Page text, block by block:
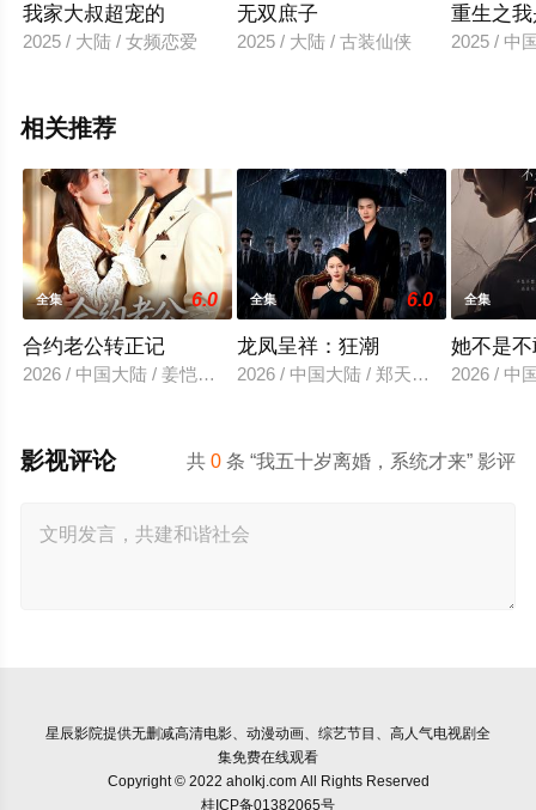
我家大叔超宠的
2025 / 大陆 / 女频恋爱
无双庶子
2025 / 大陆 / 古装仙侠
重生之
2025 / 中
相关推荐
全集 6.0
合约老公转正记
2026 / 中国大陆 / 姜恺琳＆王厂
全集 6.0
龙凤呈祥：狂潮
2026 / 中国大陆 / 郑天龙＆汪心宇
全集
她不是
2026 / 中
共0 条 “我五十岁离婚，系统才来” 影评
影视评论
星辰影院提供无删减高清电影、动漫动画、综艺节目、高人气电视剧全
集免费在线观看
Copyright © 2022 aholkj.com All Rights Reserved
桂ICP备01382065号